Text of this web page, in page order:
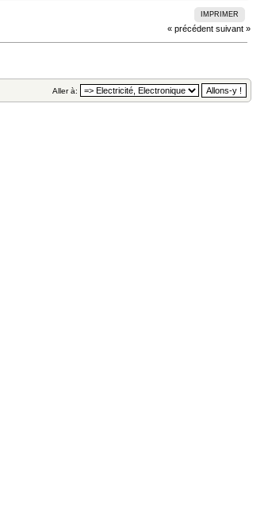
IMPRIMER
« précédent suivant »
Aller à: